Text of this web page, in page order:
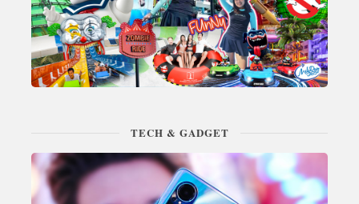
TECH & GADGET